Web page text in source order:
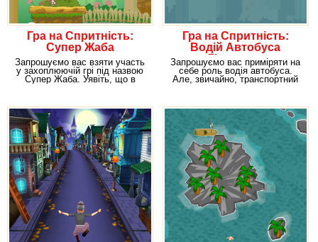
Гра на Спритність:
Супер Жаба
Запрошуємо вас взяти участь
у захоплюючій грі під назвою
Супер Жаба. Уявіть, що в
Гра на Спритність:
Водій Автобуса
Літаючого
Запрошуємо вас приміряти на
себе роль водія автобуса.
Але, звичайно, транспортний